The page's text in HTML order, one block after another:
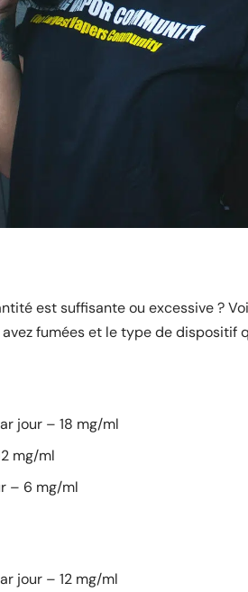
est suffisante ou excessive ?
fumées et le type de dispositif
jour – 18 mg/ml
mg/ml
– 6 mg/ml
jour – 12 mg/ml